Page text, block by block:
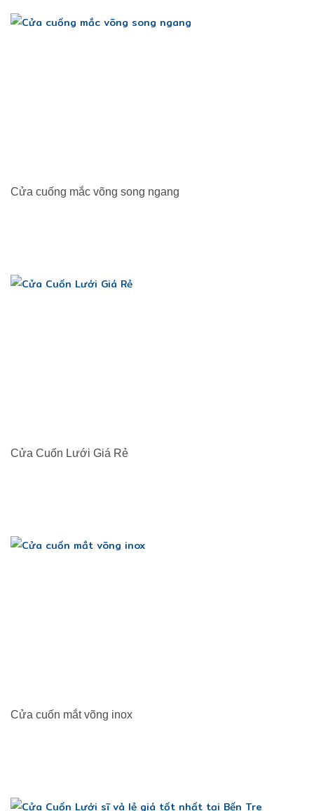
Cửa cuống mắc võng song ngang
Cửa Cuốn Lưới Giá Rẻ
Cửa cuốn mắt võng inox